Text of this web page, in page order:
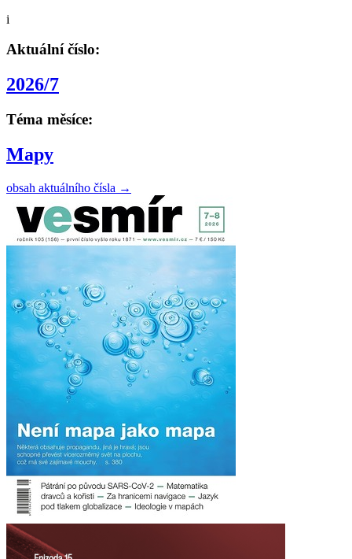
i
Aktuální číslo:
2026/7
Téma měsíce:
Mapy
obsah aktuálního čísla →